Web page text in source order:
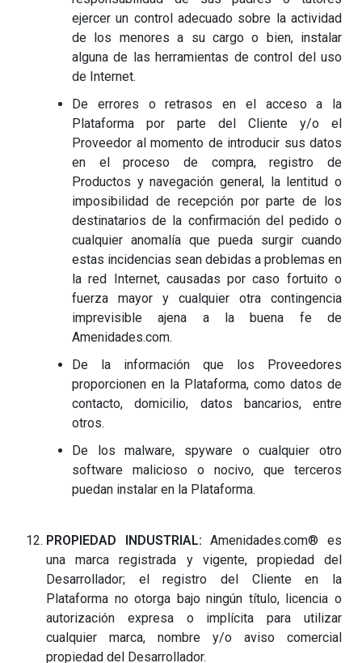
ejercer un control adecuado sobre la actividad
de los menores a su cargo o bien, instalar
alguna de las herramientas de control del uso
de Internet.
De errores o retrasos en el acceso a la
Plataforma por parte del Cliente y/o el
Proveedor al momento de introducir sus datos
en el proceso de compra, registro de
Productos y navegación general, la lentitud o
imposibilidad de recepción por parte de los
destinatarios de la confirmación del pedido o
cualquier anomalía que pueda surgir cuando
estas incidencias sean debidas a problemas en
la red Internet, causadas por caso fortuito o
fuerza mayor y cualquier otra contingencia
imprevisible ajena a la buena fe de
Amenidades.com.
De la información que los Proveedores
proporcionen en la Plataforma, como datos de
contacto, domicilio, datos bancarios, entre
otros.
De los malware, spyware o cualquier otro
software malicioso o nocivo, que terceros
puedan instalar en la Plataforma.
PROPIEDAD INDUSTRIAL: Amenidades.com® es
una marca registrada y vigente, propiedad del
Desarrollador; el registro del Cliente en la
Plataforma no otorga bajo ningún título, licencia o
autorización expresa o implícita para utilizar
cualquier marca, nombre y/o aviso comercial
propiedad del Desarrollador.